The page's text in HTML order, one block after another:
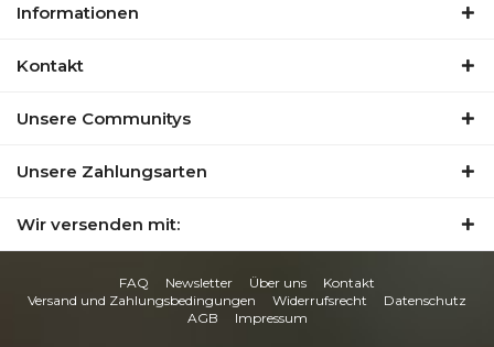
Informationen
Kontakt
Unsere Communitys
Unsere Zahlungsarten
Wir versenden mit:
FAQ Newsletter Über uns
Kontakt
Versand und Zahlungsbedingungen
Widerrufsrecht
Datenschutz
AGB
Impressum